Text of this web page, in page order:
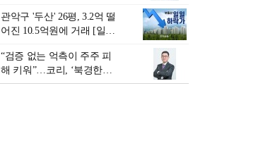
행 금융그룹의 꿈①]
관악구 '두산' 26평, 3.2억 떨
어진 10.5억원에 거래 [일일
“검증 없는 억측이 주주 피
해 키워”…코리, ‘북경한미
미수채권 논란’ 정면 반박